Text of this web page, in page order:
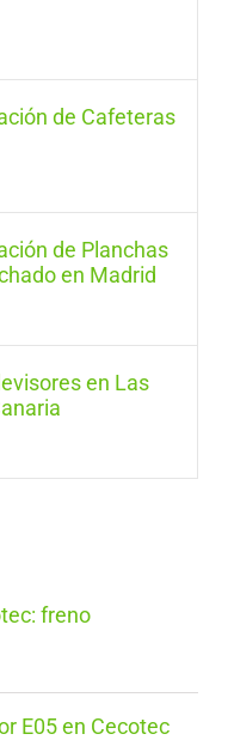
de Cafeteras
de Planchas
en Madrid
en Las
freno
E05 en Cecotec